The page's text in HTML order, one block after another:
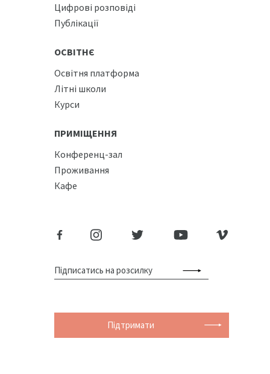
Цифрові розповіді
Публікації
ОСВІТНЄ
Освітня платформа
Літні школи
Курси
ПРИМІЩЕННЯ
Конференц-зал
Проживання
Кафе
Підтримати